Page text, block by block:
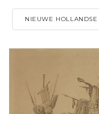
NIEUWE